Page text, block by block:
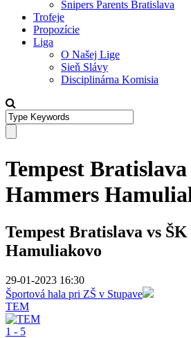
Snipers Parents Bratislava
Trofeje
Propozície
Liga
O Našej Lige
Sieň Slávy
Disciplinárna Komisia
Tempest
Hammers
Tempest Bratislava vs
Hamuliakovo
29-01-2023 16:30
Športová hala pri ZŠ v Stupave
TEM
1 - 5